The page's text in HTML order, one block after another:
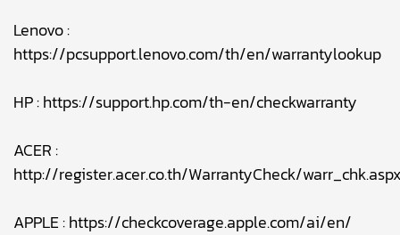
Lenovo :
https://pcsupport.lenovo.com/th/en/warrantylookup
HP :https://support.hp.com/th-en/checkwarranty
ACER :
http://register.acer.co.th/WarrantyCheck/
APPLE :https://checkcoverage.apple.com/ai/en/